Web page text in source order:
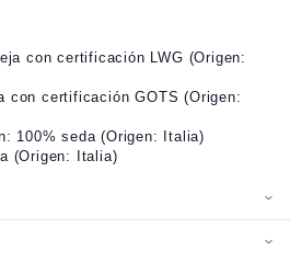
con certificación LWG (Origen:
con certificación GOTS (Origen:
100% seda (Origen: Italia)
(Origen: Italia)